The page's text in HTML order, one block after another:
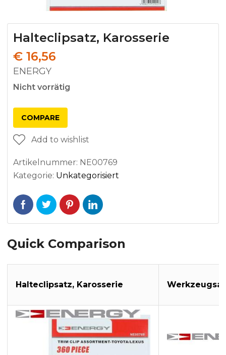
Halteclipsatz, Karosserie
€ 16,56
ENERGY
Nicht vorrätig
COMPARE
Add to wishlist
Artikelnummer: NE00769
Kategorie: Unkategorisiert
Quick Comparison
Halteclipsatz, Karosserie